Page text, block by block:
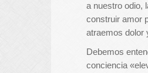
a nuestro odio,
construir amor
atraemos dolor
Debemos
conciencia